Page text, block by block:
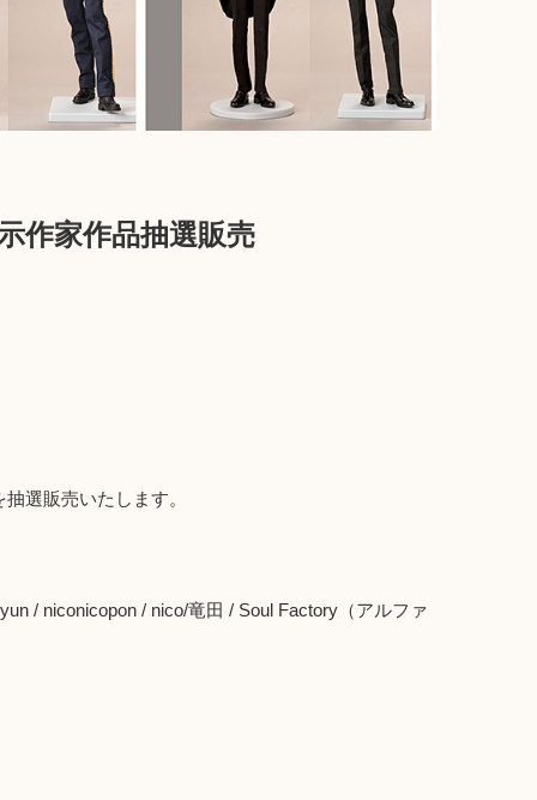
作家作品抽選販売
選販売いたします。
/ niconicopon / nico/竜田 / Soul Factory（アルファ